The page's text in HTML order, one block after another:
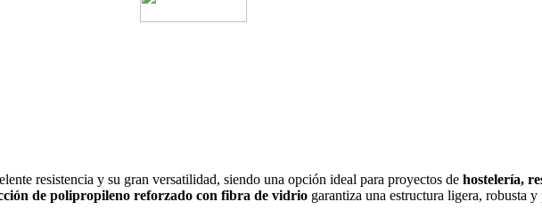
resistencia y su gran versatilidad, siendo una opción ideal para proyectos de hostelería,
de polipropileno reforzado con fibra de vidrio garantiza una estructura ligera, robusta